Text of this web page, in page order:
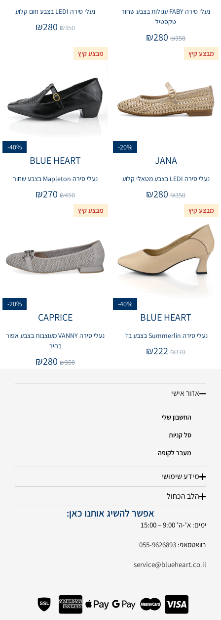
נעלי סירה FABY עגולות בצבע שחור
טקסטיל
₪350
₪280
נעלי סירה LEDI בצבע חום קלוע
₪350
₪280
מבצע קיץ
-20%
JANA
נעלי סירה LEDI בצבע מטאלי קלוע
₪350
₪280
מבצע קיץ
-40%
BLUE HEART
נעלי סירה Mapleton בצבע שחור
₪450
₪270
מבצע קיץ
-40%
BLUE HEART
נעלי סירה Summerlin בצבע בז'
₪370
₪222
מבצע קיץ
-20%
CAPRICE
נעלי סירה VANNY מעוצבות בצבע אפור
בהיר
₪350
₪280
אזור אישי
החשבון שלי
סל קניות
מעבר לקופה
מידע שימושי
הלב הכחול
אפשר להשיג אותנו כאן:
ימים: א'-ה' 9:00 – 15:00
בוואטסאפ: 055-9626893
service@blueheart.co.il